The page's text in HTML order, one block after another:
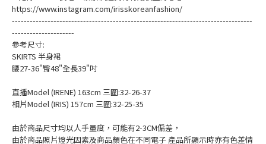
https://www.instagram.com/irisskoreanfashion/
---------------------------------------------------------------------------------
---------------------
參考尺寸:
SKIRTS 半身裙
腰27-36"臀48"全長39"吋
直播Model (IRENE) 163cm 三圍:32-26-37
相片Model (IRIS) 157cm 三圍:32-25-35
由於商品尺寸均以人手量度，可能有2-3CM偏差，
由於商品照片燈光因素及商品顏色在不同電子 產品所顯示時亦有色差情